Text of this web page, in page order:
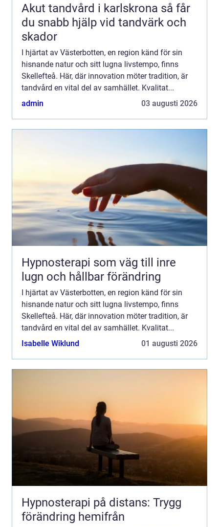
Akut tandvård i karlskrona så får
du snabb hjälp vid tandvärk och
skador
I hjärtat av Västerbotten, en region känd för sin
hisnande natur och sitt lugna livstempo, finns
Skellefteå. Här, där innovation möter tradition, är
tandvård en vital del av samhället. Kvalitat...
admin
03 augusti 2026
Hypnosterapi som väg till inre
lugn och hållbar förändring
I hjärtat av Västerbotten, en region känd för sin
hisnande natur och sitt lugna livstempo, finns
Skellefteå. Här, där innovation möter tradition, är
tandvård en vital del av samhället. Kvalitat...
Isabelle Wiklund
01 augusti 2026
Hypnosterapi på distans: Trygg
förändring hemifrån